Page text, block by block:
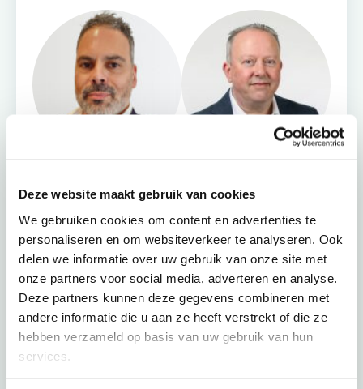
Deze website maakt gebruik van cookies
We gebruiken cookies om content en advertenties te
personaliseren en om websiteverkeer te analyseren. Ook
delen we informatie over uw gebruik van onze site met
onze partners voor social media, adverteren en analyse.
Deze partners kunnen deze gegevens combineren met
andere informatie die u aan ze heeft verstrekt of die ze
hebben verzameld op basis van uw gebruik van hun
services.
+72
Vind jouw adviseur Maak een afspraak